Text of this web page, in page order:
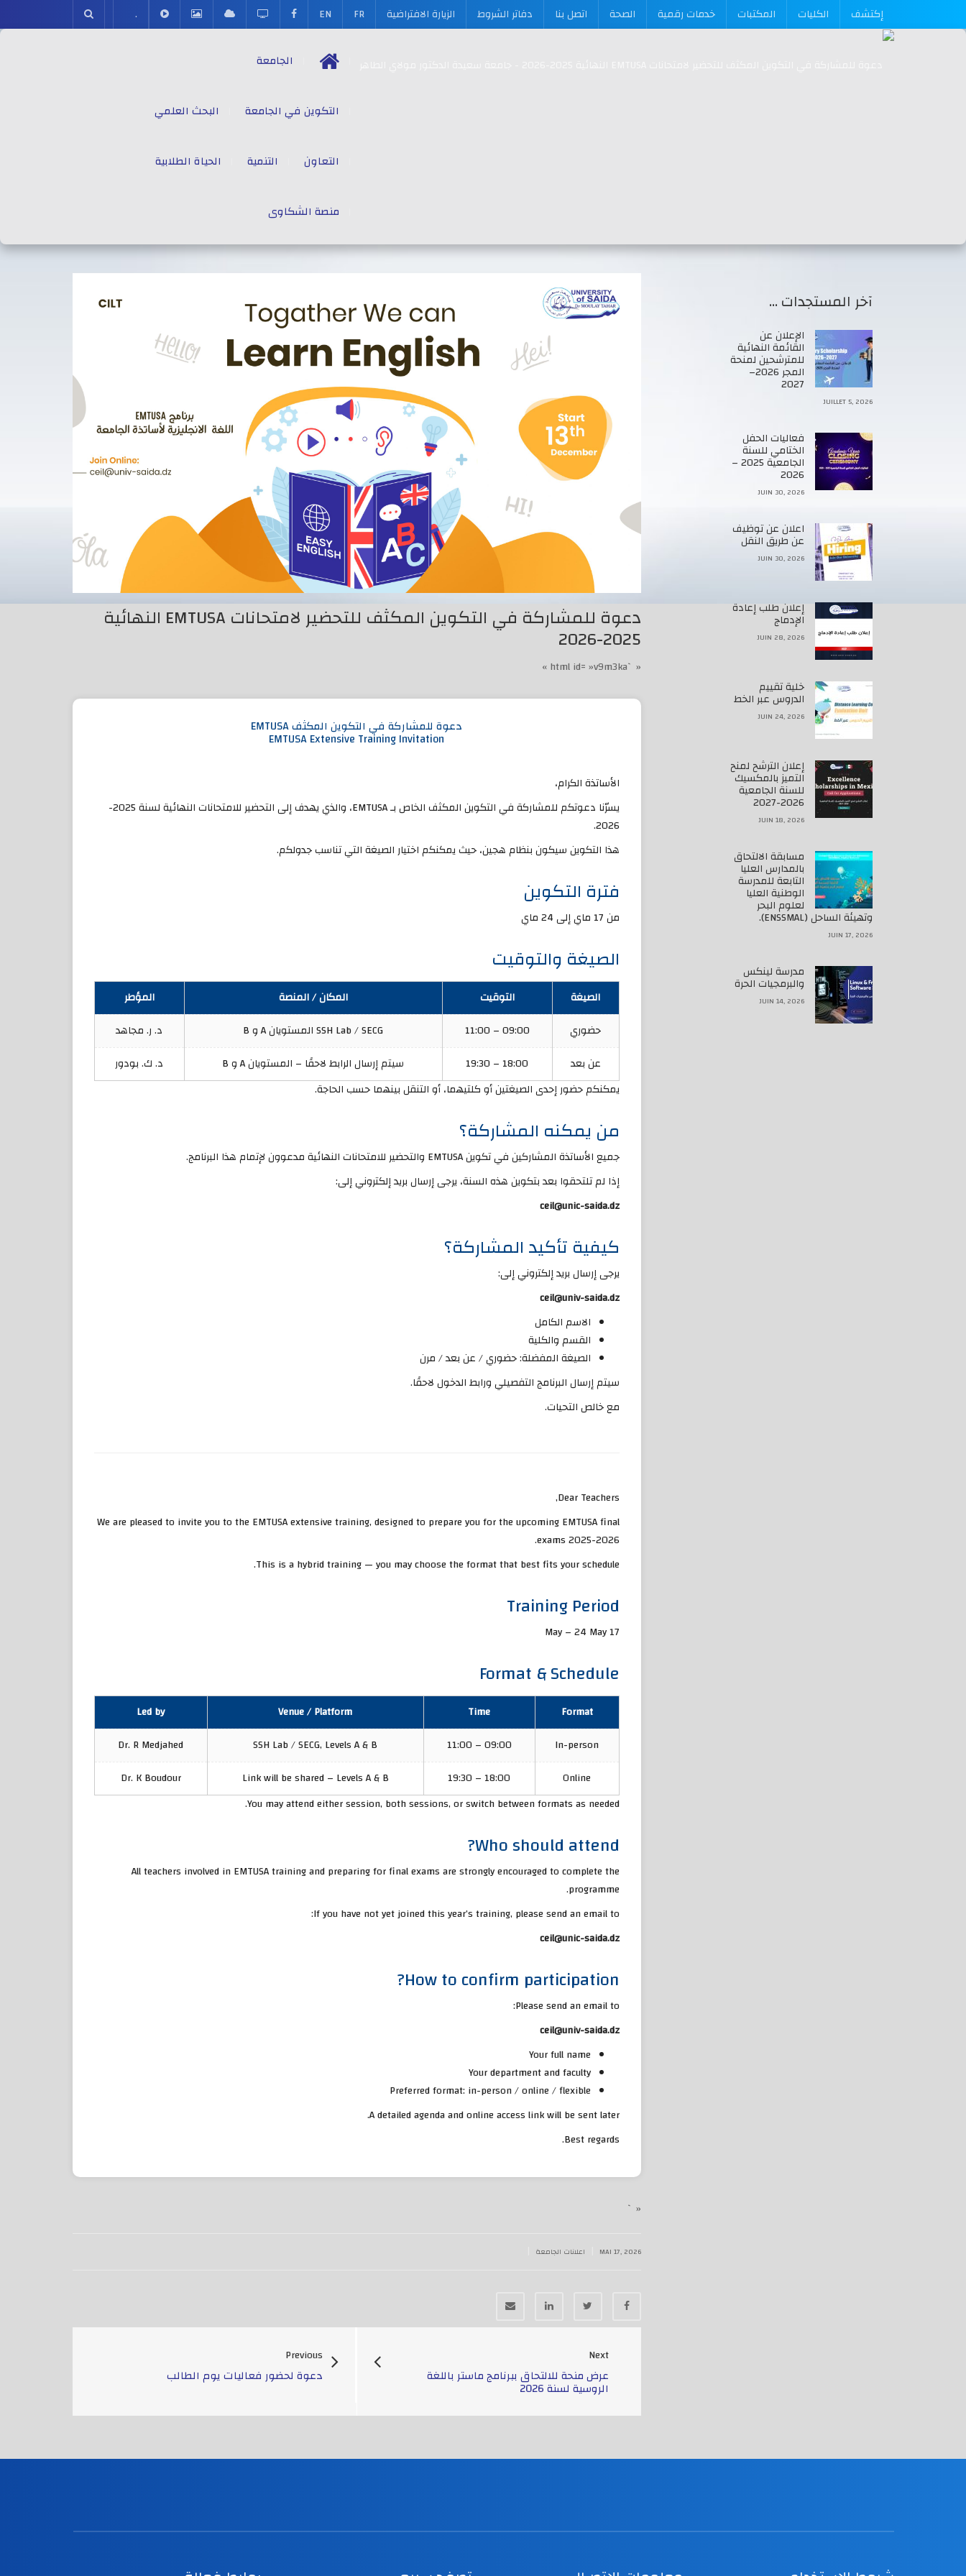
إكتشف الكليات المكتبات خدمات رقمية الصحة اتصل بنا دفاتر الشروط الزيارة الافتراضية FR
EN
.
الجامعة
التكوين في الجامعة البحث العلمي
التعاون التنمية الحياة الطلابية
منصة الشكاوى
دعوة للمشاركة في التكوين المكثف للتحضير لامتحانات EMTUSA النهائية
2025-2026
« `html id= »v9m3ka »
دعوة للمشاركة في التكوين المكثف EMTUSA
EMTUSA Extensive Training Invitation
الأساتذة الكرام،
يسرّنا دعوتكم للمشاركة في التكوين المكثف الخاص بـ EMTUSA، والذي يهدف إلى التحضير للامتحانات النهائية لسنة 2025-
2026.
هذا التكوين سيكون بنظام هجين، حيث يمكنكم اختيار الصيغة التي تناسب جدولكم.
فترة التكوين
من 17 ماي إلى 24 ماي
الصيغة والتوقيت
الصيغة التوقيت المكان / المنصة
المؤطر
حضوري
09:00 – 11:00 SSH Lab / SECG المستويان A و B
د. ر. مجاهد
عن بعد
18:00 – 19:30 سيتم إرسال الرابط لاحقًا – المستويان A و B
د. ك. بودور
يمكنكم حضور إحدى الصيغتين أو كلتيهما، أو التنقل بينهما حسب الحاجة.
من يمكنه المشاركة؟
جميع الأساتذة المشاركين في تكوين EMTUSA والتحضير للامتحانات النهائية مدعوون لإتمام هذا البرنامج.
إذا لم تلتحقوا بعد بتكوين هذه السنة، يرجى إرسال بريد إلكتروني إلى:
ceil@unic-saida.dz
كيفية تأكيد المشاركة؟
يرجى إرسال بريد إلكتروني إلى:
ceil@univ-saida.dz
الاسم الكامل
القسم والكلية
الصيغة المفضلة: حضوري / عن بعد / مرن
سيتم إرسال البرنامج التفصيلي ورابط الدخول لاحقًا.
مع خالص التحيات.
Dear Teachers,
We are pleased to invite you to the EMTUSA extensive training, designed to prepare you for the upcoming EMTUSA final
exams 2025-2026.
This is a hybrid training — you may choose the format that best fits your schedule.
Training Period
17 May – 24 May
Format & Schedule
Format
Time
Venue / Platform
Led by
In-person
09:00 – 11:00
SSH Lab / SECG, Levels A & B
Dr. R Medjahed
Online
18:00 – 19:30
Link will be shared – Levels A & B
Dr. K Boudour
You may attend either session, both sessions, or switch between formats as needed.
Who should attend?
All teachers involved in EMTUSA training and preparing for final exams are strongly encouraged to complete the
programme.
If you have not yet joined this year’s training, please send an email to:
ceil@unic-saida.dz
How to confirm participation?
Please send an email to:
ceil@univ-saida.dz
Your full name
Your department and faculty
Preferred format: in-person / online / flexible
A detailed agenda and online access link will be sent later.
Best regards.
« `
MAI 17, 2026 اعلانات الجامعة
Previous
دعوة لحضور فعاليات يوم الطالب
Next
عرض منحة للالتحاق ببرنامج ماستر باللغة
الروسية لسنة 2026
آخر المستجدات …
الإعلان عن
القائمة النهائية
للمترشحين لمنحة
المجر 2026–
2027
JUILLET 5, 2026
فعاليات الحفل
الختامي للسنة
الجامعية 2025 –
2026
JUIN 30, 2026
اعلان عن توظيف
عن طريق النقل
JUIN 30, 2026
إعلان طلب إعادة
الإدماج
JUIN 28, 2026
خلية تقييم
الدروس عبر الخط
JUIN 24, 2026
إعلان الترشح لمنح
التميز بالمكسيك
للسنة الجامعية
2026-2027
JUIN 18, 2026
مسابقة الالتحاق
بالمدارس العليا
التابعة للمدرسة
الوطنية العليا
لعلوم البحر
وتهيئة الساحل (ENSSMAL).
JUIN 17, 2026
مدرسة لينكس
والبرمجيات الحرة
JUIN 14, 2026